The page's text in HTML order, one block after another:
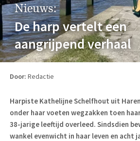
Nieuws:
De harp vertelt een
aangrijpend verhaal
Door: Redactie
Harpiste Kathelijne Schelfhout uit
onder haar voeten wegzakken toen
38-jarige leeftijd overleed. Sindsdien
wankel evenwicht in haar leven en acht